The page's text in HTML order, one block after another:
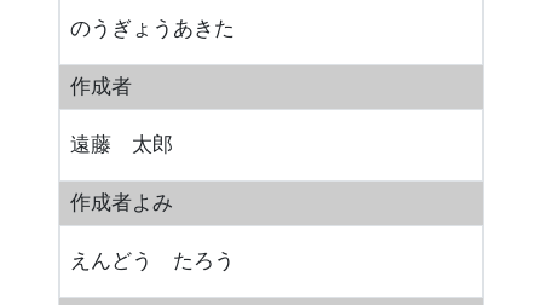
のうぎょうあきた
作成者
遠藤 太郎
作成者よみ
えんどう たろう